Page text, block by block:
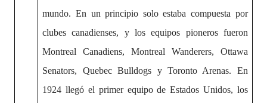
mundo. En un principio solo estaba compuesta por
clubes canadienses, y los equipos pioneros fueron
Montreal Canadiens, Montreal Wanderers, Ottawa
Senators, Quebec Bulldogs y Toronto Arenas. En
1924 llegó el primer equipo de Estados Unidos, los